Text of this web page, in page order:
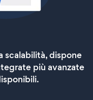
scalabilità, dispone
più avanzate